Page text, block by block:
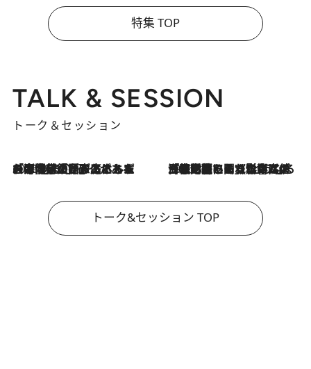
特集 TOP
TALK & SESSION
トーク＆セッション
2026.8.3
「今後値上げがあるとすれば…」「リスクがあるのは今年の冬」エネルギー専門家が語る、ホルムズ海峡封鎖が家庭にもたらす“ある心配” 2026.8.3
「住宅建てられない…」「サーチャージ料の高値が続いている」ホルムズ海峡封鎖による影響はいつまで続く？《エネルギー専門家に聞く“どうなる日本の暮らし”》
トーク&セッション TOP